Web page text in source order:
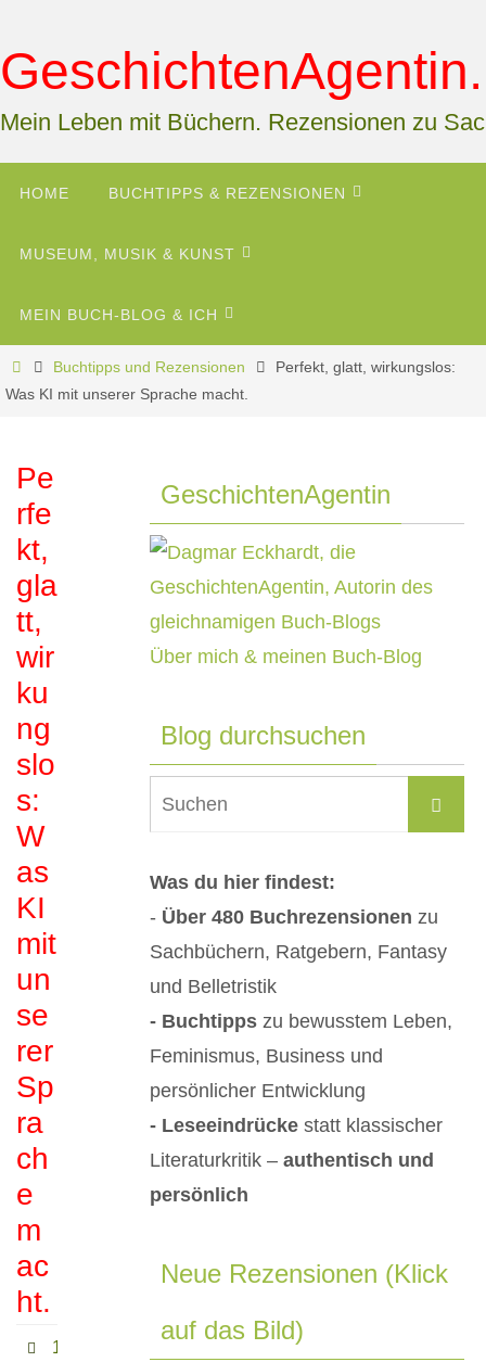
Inhalt
springen
Mein Leben mit Büchern. Rezensionen zu
InhaltHOME BUCHTIPPS & REZENSIONEN
MUSEUM, MUSIK & KUNST
MEIN BUCH-BLOG & ICH
StartBuchtipps und Rezensionen
Perfekt, glatt, wirkungslos:
Was KI mit unserer Sprache macht.
Pe
rfe
kt,
gla
tt,
wir
ku
ng
slo
s:
W
as
KI
mit
un
se
rer
Sp
ra
ch
e
m
ac
ht.
16.
GeschichtenAgentin
Über mich & meinen Buch-Blog
Blog durchsuchen
Suchen
Was du hier findest:
- Über 480 Buchrezensionen zu
Sachbüchern, Ratgebern, Fantasy
und Belletristik
- Buchtipps zu bewusstem Leben,
Feminismus, Business und
persönlicher Entwicklung
- Leseeindrücke statt klassischer
Literaturkritik – authentisch und
persönlich
Neue Rezensionen (Klick
auf das Bild)